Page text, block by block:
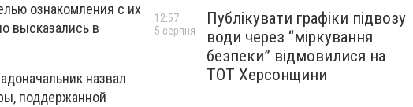
ознакомления с их
высказались в
назвал
поддержанной
Публікувати графіки підвозу
води через “міркування
безпеки” відмовилися на
ТОТ Херсонщини
12:57
5 серпня